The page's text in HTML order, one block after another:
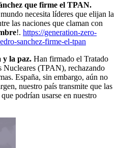
que firme el TPAN.
necesita líderes que elijan la
las naciones que claman con
!. https://generation-zero-
sanchez-firme-el-tpan
y la paz. Han firmado el Tratado
Nucleares (TPAN), rechazando
España, sin embargo, aún no
nuestro país transmite que las
podrían usarse en nuestro